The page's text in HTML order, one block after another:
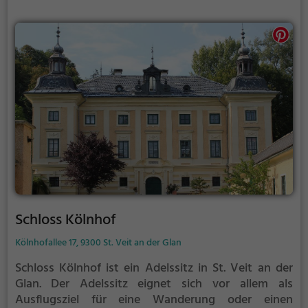
Schloss Kölnhof
Kölnhofallee 17, 9300 St. Veit an der Glan
Schloss Kölnhof ist ein Adelssitz in St. Veit an der
Glan. Der Adelssitz eignet sich vor allem als
Ausflugsziel für eine Wanderung oder einen